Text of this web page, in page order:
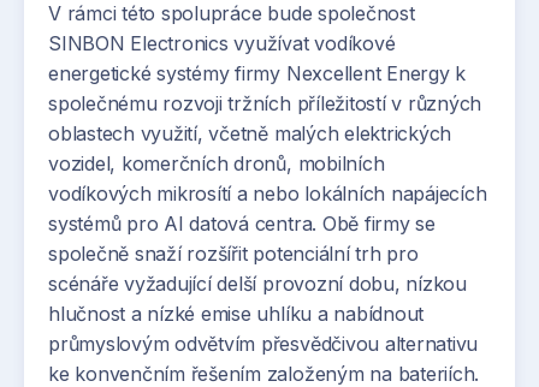
technologie v menších firmách. Příklady
konkrétních aplikací se objevují napříč odvětvími.
Například společnost Mews integruje nástroje
umělé inteligence do své platformy pro hotelový
management, zatímco Naberius Tech vyvíjí
simulační prostředí pro trénink AI systémů v
podmínkách blízkých reálnému provozu.
V rámci této spolupráce bude společnost
SINBON Electronics využívat vodíkové
energetické systémy firmy Nexcellent Energy k
společnému rozvoji tržních příležitostí v různých
oblastech využití, včetně malých elektrických
vozidel, komerčních dronů, mobilních
vodíkových mikrosítí a nebo lokálních napájecích
systémů pro AI datová centra. Obě firmy se
společně snaží rozšířit potenciální trh pro
scénáře vyžadující delší provozní dobu, nízkou
hlučnost a nízké emise uhlíku a nabídnout
průmyslovým odvětvím přesvědčivou alternativu
ke konvenčním řešením založeným na bateriích.